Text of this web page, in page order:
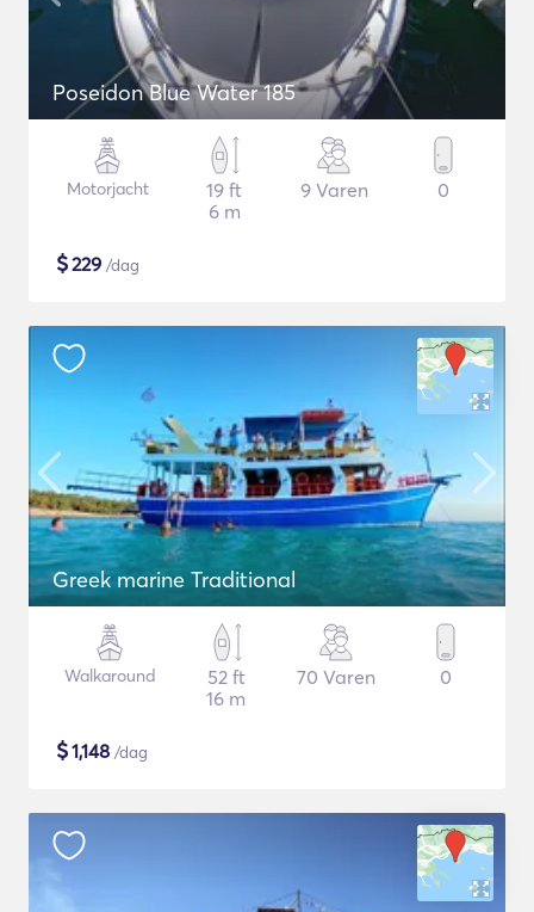
Poseidon Blue Water 185
Motorjacht
19 ft
6 m
9 Varen 0
$229 /dag
Greek marine Traditional
Walkaround
52 ft
16 m
70 Varen 0
$1,148 /dag